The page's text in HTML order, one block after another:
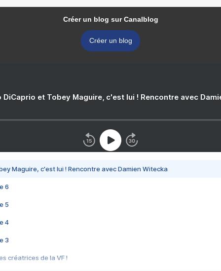
Créer un blog sur Canalblog
Créer un blog
DiCaprio et Tobey Maguire, c'est lui ! Rencontre avec
Maguire, c'est lui ! Rencontre avec Damien Witecka
6
5
4
3
créatrices de la VF !